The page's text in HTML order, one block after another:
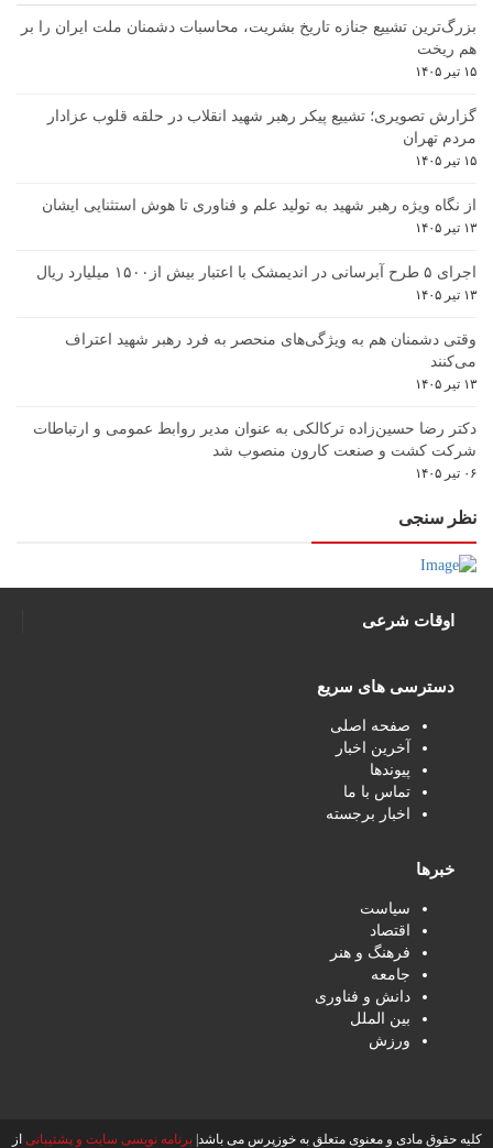
بزرگ‌ترین تشییع جنازه تاریخ بشریت، محاسبات دشمنان ملت ایران را بر
هم ریخت
۱۵ تیر ۱۴۰۵
گزارش تصویری؛ تشییع پیکر رهبر شهید انقلاب در حلقه قلوب عزادار
مردم تهران
۱۵ تیر ۱۴۰۵
از نگاه ویژه رهبر شهید به تولید علم و فناوری تا هوش استثنایی ایشان
۱۳ تیر ۱۴۰۵
اجرای ۵ طرح آبرسانی در اندیمشک با اعتبار بیش از۱۵۰۰ میلیارد ریال
۱۳ تیر ۱۴۰۵
وقتی دشمنان هم به ویژگی‌های منحصر به فرد رهبر شهید اعتراف
می‌کنند
۱۳ تیر ۱۴۰۵
دکتر رضا حسین‌زاده ترکالکی به عنوان مدیر روابط عمومی و ارتباطات
شرکت کشت و صنعت کارون منصوب شد
۰۶ تیر ۱۴۰۵
نظر سنجی
اوقات شرعی
دسترسی های سریع
صفحه اصلی
آخرین اخبار
پیوندها
تماس با ما
اخبار برجسته
خبرها
سیاست
اقتصاد
فرهنگ و هنر
جامعه
دانش و فناوری
بین الملل
ورزش
کلیه حقوق مادی و معنوی متعلق به خوزپرس می باشد|برنامه نویسی سایت و پشتیبانی از